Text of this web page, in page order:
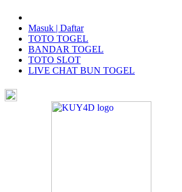
Masuk | Daftar
TOTO TOGEL
BANDAR TOGEL
TOTO SLOT
LIVE CHAT BUN TOGEL